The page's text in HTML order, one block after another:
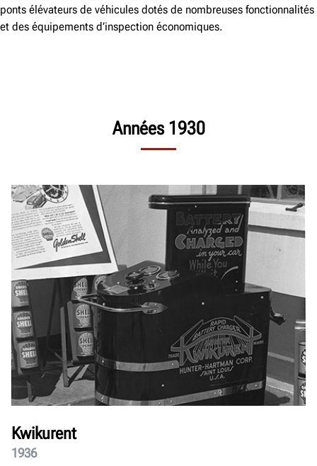
ponts élévateurs de véhicules dotés de nombreuses fonctionnalités
et des équipements d’inspection économiques.
Années 1930
Kwikurent
1936